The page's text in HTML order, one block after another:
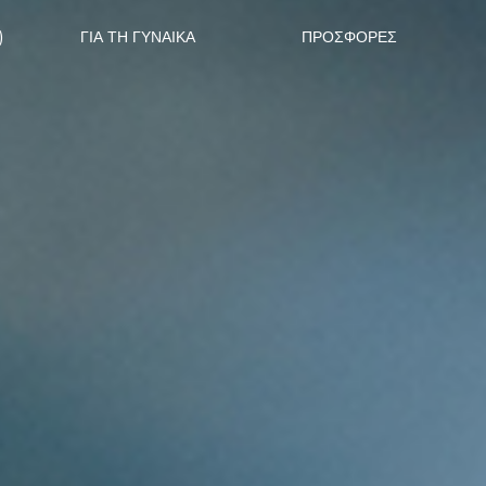
ΓΙΑ ΤΗ ΓΥΝΑΊΚΑ ΠΡΟΣΦΟΡΕΣ